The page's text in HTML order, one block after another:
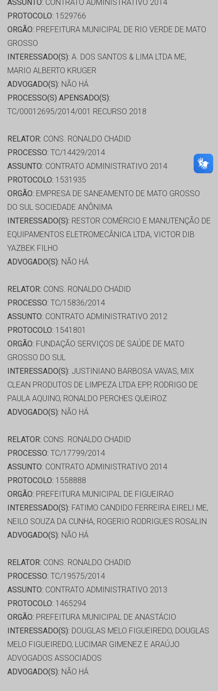
ASSUNTO: CONTRATO ADMINISTRATIVO 2014
PROTOCOLO: 1529766
ORGÃO: PREFEITURA MUNICIPAL DE RIO VERDE DE MATO
GROSSO
INTERESSADO(S): A. DOS SANTOS & LIMA LTDA ME,
MARIO ALBERTO KRUGER
ADVOGADO(S): NÃO HÁ
PROCESSO(S) APENSADO(S):
TC/00012695/2014/001 RECURSO 2018
RELATOR: CONS. RONALDO CHADID
PROCESSO: TC/14429/2014
ASSUNTO: CONTRATO ADMINISTRATIVO 2014
PROTOCOLO: 1531935
ORGÃO: EMPRESA DE SANEAMENTO DE MATO GROSSO
DO SUL SOCIEDADE ANÔNIMA
INTERESSADO(S): RESTOR COMÉRCIO E MANUTENÇÃO DE
EQUIPAMENTOS ELETROMECÂNICA LTDA, VICTOR DIB
YAZBEK FILHO
ADVOGADO(S): NÃO HÁ
RELATOR: CONS. RONALDO CHADID
PROCESSO: TC/15836/2014
ASSUNTO: CONTRATO ADMINISTRATIVO 2012
PROTOCOLO: 1541801
ORGÃO: FUNDAÇÃO SERVIÇOS DE SAÚDE DE MATO
GROSSO DO SUL
INTERESSADO(S): JUSTINIANO BARBOSA VAVAS, MIX
CLEAN PRODUTOS DE LIMPEZA LTDA EPP, RODRIGO DE
PAULA AQUINO, RONALDO PERCHES QUEIROZ
ADVOGADO(S): NÃO HÁ
RELATOR: CONS. RONALDO CHADID
PROCESSO: TC/17799/2014
ASSUNTO: CONTRATO ADMINISTRATIVO 2014
PROTOCOLO: 1558888
ORGÃO: PREFEITURA MUNICIPAL DE FIGUEIRAO
INTERESSADO(S): FATIMO CANDIDO FERREIRA EIRELI ME,
NEILO SOUZA DA CUNHA, ROGERIO RODRIGUES ROSALIN
ADVOGADO(S): NÃO HÁ
RELATOR: CONS. RONALDO CHADID
PROCESSO: TC/19575/2014
ASSUNTO: CONTRATO ADMINISTRATIVO 2013
PROTOCOLO: 1465294
ORGÃO: PREFEITURA MUNICIPAL DE ANASTÁCIO
INTERESSADO(S): DOUGLAS MELO FIGUEIREDO, DOUGLAS
MELO FIGUEIREDO, LUCIMAR GIMENEZ E ARAÚJO
ADVOGADOS ASSOCIADOS
ADVOGADO(S): NÃO HÁ